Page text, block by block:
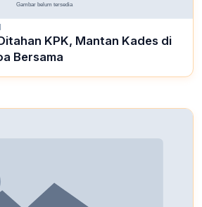
KPK, Mantan Kades di
Bersama